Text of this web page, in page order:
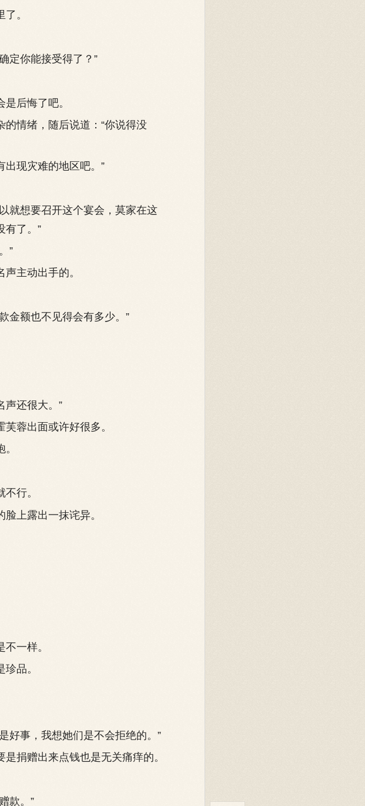
。
你能接受得了？”
后悔了吧。
情绪，随后说道：“你说得没
现灾难的地区吧。”
想要召开这个宴会，莫家在这
有了。”
”
主动出手的。
额也不见得会有多少。”
还很大。”
蓉出面或许好很多。
行。
上露出一抹诧异。
一样。
品。
事，我想她们是不会拒绝的。”
捐赠出来点钱也是无关痛痒的。
款。”